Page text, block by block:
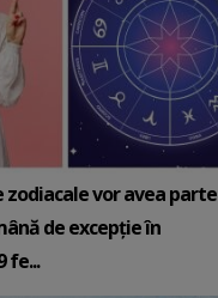
zodiacale vor avea parte
de excepție în
fe...